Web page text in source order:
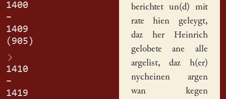
1400
–
1409
(905)
1410
–
1419
berichtet un(d) mit
rate hien geleygt,
daz her Heinrich
gelobete ane alle
argelist, daz h(er)
nycheinen argen
wan kegen